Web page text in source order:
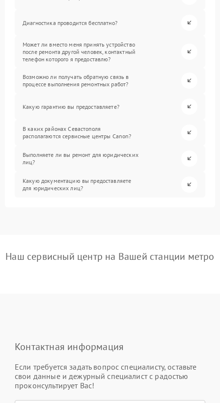
Диагностика проводится бесплатно?
Может ли вместо меня принять устройство
после ремонта другой человек, контактный
телефон которого я предоставлю?
Возможно ли получать обратную связь в
процессе выполнения ремонтных работ?
Какую гарантию вы предоставляете?
В каких районах Севастополя
располагаются сервисные центры Canon?
Выполняете ли вы ремонт для юридических
лиц?
Какую документацию вы предоставляете
для юридических лиц?
Наш сервисный центр на Вашей станции метро
Контактная информация
Если требуется задать вопрос специалисту, оставьте
свои данные и дежурный специалист с радостью
проконсультирует Вас!